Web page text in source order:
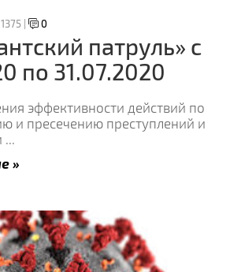
1375 | 0
патруль» с
по 31.07.2020
эффективности действий по
и пресечению преступлений и
...
»